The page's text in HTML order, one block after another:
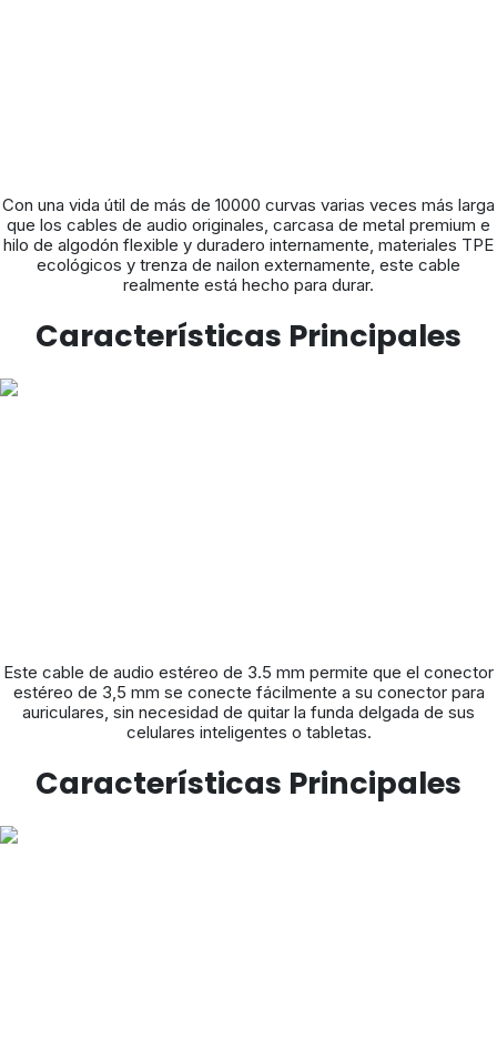
Con una vida útil de más de 10000 curvas varias veces más larga
que los cables de audio originales, carcasa de metal premium e
hilo de algodón flexible y duradero internamente, materiales TPE
ecológicos y trenza de nailon externamente, este cable
realmente está hecho para durar.
Características Principales
Este cable de audio estéreo de 3.5 mm permite que el conector
estéreo de 3,5 mm se conecte fácilmente a su conector para
auriculares, sin necesidad de quitar la funda delgada de sus
celulares inteligentes o tabletas.
Características Principales